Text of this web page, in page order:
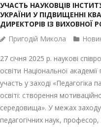
УЧАСТЬ НАУКОВЦІВ
УКРАЇНИ У ПІДВИЩЕННІ
ДИРЕКТОРІВ ІЗ
Пригодій Микола
27 січня 2025 р. наукові
освіти Національної
участь у заході «Педагогіка
освіті: створення
середовища». У межах
педагогічних наук,